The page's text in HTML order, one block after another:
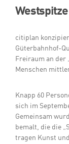
citiplan
Güterbahnhof-
Freiraum an der
Menschen
Knapp 60
sich im
Gemeinsam
bemalt, die die
tragen Kunst